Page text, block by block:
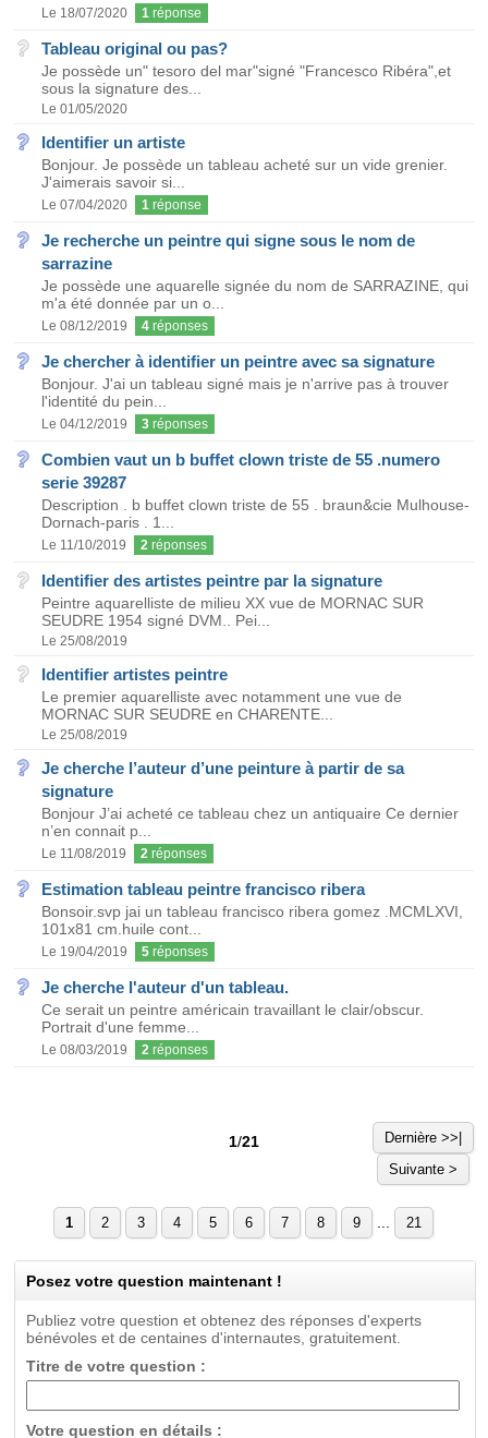
Le 18/07/2020 1 réponse
Tableau original ou pas?
Je possède un" tesoro del mar"signé "Francesco Ribéra",et
sous la signature des...
Le 01/05/2020
Identifier un artiste
Bonjour. Je possède un tableau acheté sur un vide grenier.
J'aimerais savoir si...
Le 07/04/2020 1 réponse
Je recherche un peintre qui signe sous le nom de
sarrazine
Je possède une aquarelle signée du nom de SARRAZINE, qui
m'a été donnée par un o...
Le 08/12/2019 4 réponses
Je chercher à identifier un peintre avec sa signature
Bonjour. J'ai un tableau signé mais je n'arrive pas à trouver
l'identité du pein...
Le 04/12/2019 3 réponses
Combien vaut un b buffet clown triste de 55 .numero
serie 39287
Description . b buffet clown triste de 55 . braun&cie Mulhouse-
Dornach-paris . 1...
Le 11/10/2019 2 réponses
Identifier des artistes peintre par la signature
Peintre aquarelliste de milieu XX vue de MORNAC SUR
SEUDRE 1954 signé DVM.. Pei...
Le 25/08/2019
Identifier artistes peintre
Le premier aquarelliste avec notamment une vue de
MORNAC SUR SEUDRE en CHARENTE...
Le 25/08/2019
Je cherche l’auteur d’une peinture à partir de sa
signature
Bonjour J’ai acheté ce tableau chez un antiquaire Ce dernier
n’en connait p...
Le 11/08/2019 2 réponses
Estimation tableau peintre francisco ribera
Bonsoir.svp jai un tableau francisco ribera gomez .MCMLXVI,
101x81 cm.huile cont...
Le 19/04/2019 5 réponses
Je cherche l'auteur d'un tableau.
Ce serait un peintre américain travaillant le clair/obscur.
Portrait d'une femme...
Le 08/03/2019 2 réponses
1/21
Dernière >>|
Suivante >
1 2 3 4 5 6 7 8 9 21
Posez votre question maintenant !
Publiez votre question et obtenez des réponses d'experts
bénévoles et de centaines d'internautes, gratuitement.
Titre de votre question :
Votre question en détails :